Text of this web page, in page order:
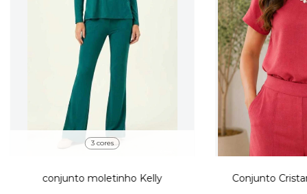
3 cores
conjunto moletinho Kelly Conjunto